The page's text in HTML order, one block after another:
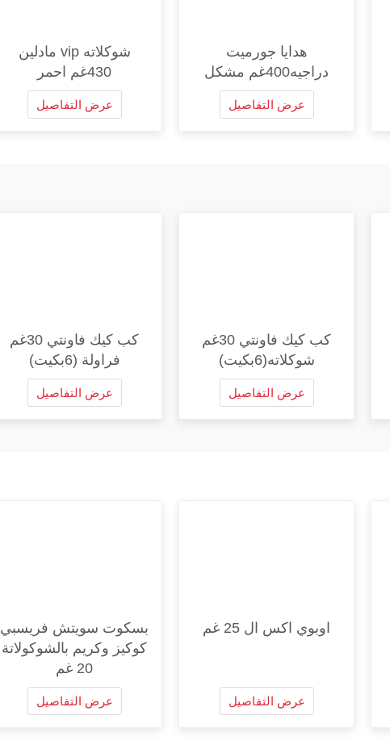
هدايا جورميت
دراجيه400غم مشكل
عرض التفاصيل
شوكلاته vip مادلين
430غم احمر
عرض التفاصيل
كب كيك فاونتي 30غم
شوكلاته(6بكيت)
عرض التفاصيل
كب كيك فاونتي 30غم
فراولة (6بكيت)
عرض التفاصيل
اوبوي اكس ال 25 غم
عرض التفاصيل
بسكوت سويتش فريسبي
كوكيز وكريم بالشوكولاتة
20 غم
عرض التفاصيل